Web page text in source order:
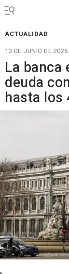
ACTUALIDAD
13 DE JUNIO DE 2025
La banca
deuda
hasta los